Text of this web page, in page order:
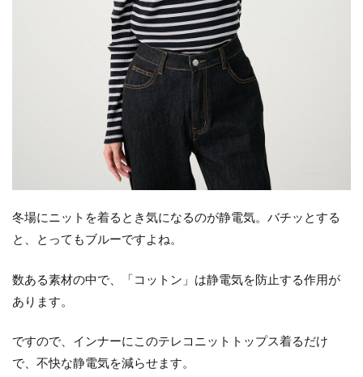
冬場にニットを着るとき気になるのが静電気。バチッとする
と、とってもブルーですよね。
数ある素材の中で、「コットン」は静電気を防止する作用が
あります。
ですので、インナーにこのテレコニットトップス着るだけ
で、不快な静電気を減らせます。